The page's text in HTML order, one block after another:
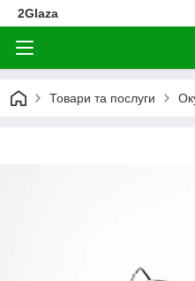
2Glaza
Товари та послуги